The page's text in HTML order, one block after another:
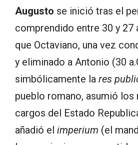
Augusto se inició tras el
comprendido entre 30 y 27
que Octaviano, una vez
y eliminado a Antonio (30
simbólicamente la res
pueblo romano, asumió los
cargos del Estado
añadió el imperium (el